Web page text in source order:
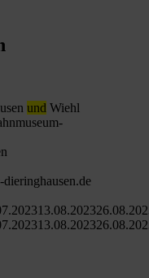
und Wiehl